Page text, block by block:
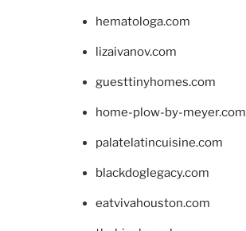
hematologa.com
lizaivanov.com
guesttinyhomes.com
home-plow-by-meyer.com
palatelatincuisine.com
blackdoglegacy.com
eatvivahouston.com